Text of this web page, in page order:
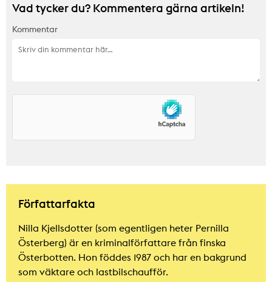
Vad tycker du? Kommentera gärna artikeln!
Kommentar
Författarfakta
Nilla Kjellsdotter (som egentligen heter Pernilla
Österberg) är en kriminalförfattare från finska
Österbotten. Hon föddes 1987 och har en bakgrund
som väktare och lastbilschaufför.